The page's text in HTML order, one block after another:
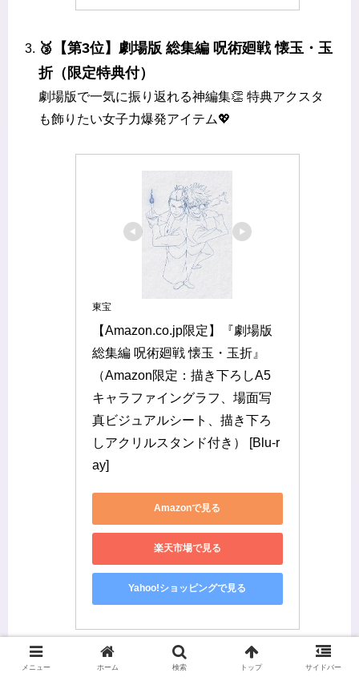
🥉【第3位】劇場版 総集編 呪術廻戦 懐玉・玉
折（限定特典付）
劇場版で一気に振り返れる神編集👏 特典アクスタ
も飾りたい女子力爆発アイテム💖
東宝
【Amazon.co.jp限定】『劇場版
総集編 呪術廻戦 懐玉・玉折』
（Amazon限定：描き下ろしA5
キャラファイングラフ、場面写
真ビジュアルシート、描き下ろ
しアクリルスタンド付き） [Blu-r
ay]
Amazonで見る
楽天市場で見る
Yahoo!ショッピングで見る
🎖【第4位】TVシリーズ 第1期 Blu-ray
メニュー ホーム 検索 トップ サイドバー